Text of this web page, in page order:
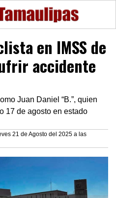
en IMSS de
accidente
Juan Daniel “B.”, quien
17 de agosto en estado
21 de Agosto del 2025 a las